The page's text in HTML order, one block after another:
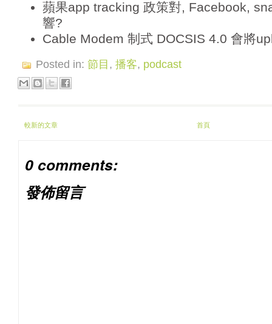
蘋果app tracking 政策對, Facebook,
響?
Cable Modem 制式 DOCSIS 4.0 會將
Posted in: 節目, 播客, podcast
較新的文章 首頁
0 comments:
發佈留言